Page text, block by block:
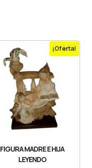
¡Oferta!
FIGURA MADRE E HIJA
LEYENDO